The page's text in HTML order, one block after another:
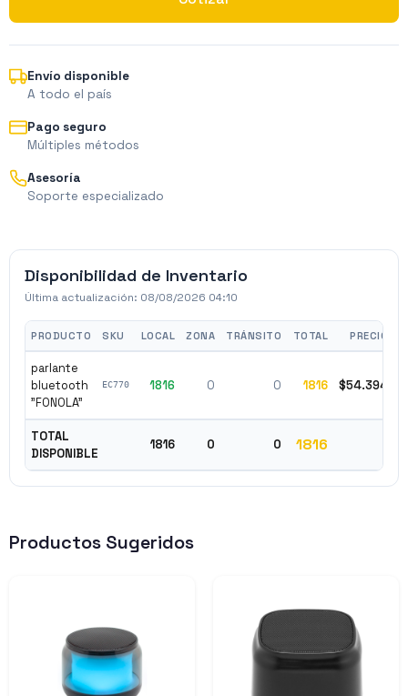
Envío disponible
A todo el país
Pago seguro
Múltiples métodos
Asesoría
Soporte especializado
Disponibilidad de Inventario
Última actualización: 08/08/2026 04:10
PRODUCTO SKU LOCAL ZONA TRÁNSITO TOTAL PRECIO
parlante
bluetooth
"FONOLA"
EC770 1816 0 0 1816 $54.394
TOTAL
DISPONIBLE
1816 0 0 1816
Productos Sugeridos